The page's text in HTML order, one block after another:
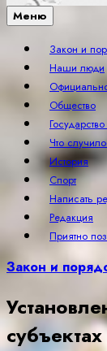
Меню
Закон и
Наши люди
Общество
Что
История
Спорт
Написать
Редакция
Приятно
Закон и